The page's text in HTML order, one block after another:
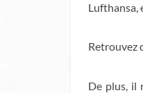
Lufthansa,
Retrouvez
De plus, il